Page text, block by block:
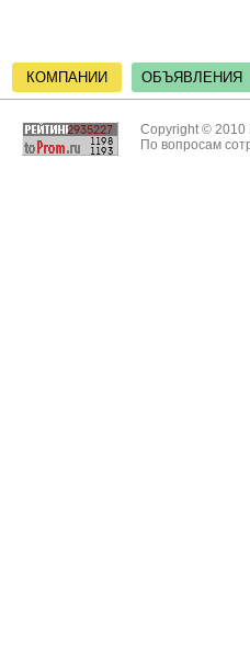
КОМПАНИИ ОБЪЯВЛЕНИЯ
Copyright © 2010
По вопросам